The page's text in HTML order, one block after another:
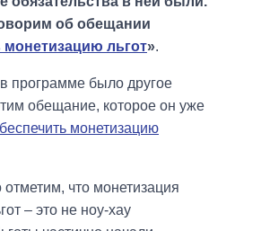
об обещании
монетизацию льгот».
программе было другое
обещание, которое он уже
монетизацию
что монетизация
– это не ноу-хау